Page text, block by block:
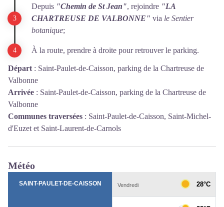
Depuis "Chemin de St Jean", rejoindre "LA
CHARTREUSE DE VALBONNE" via le Sentier
botanique;
À la route, prendre à droite pour retrouver le parking.
Départ : Saint-Paulet-de-Caisson, parking de la Chartreuse de
Valbonne
Arrivée : Saint-Paulet-de-Caisson, parking de la Chartreuse de
Valbonne
Communes traversées : Saint-Paulet-de-Caisson, Saint-Michel-
d'Euzet et Saint-Laurent-de-Carnols
Météo